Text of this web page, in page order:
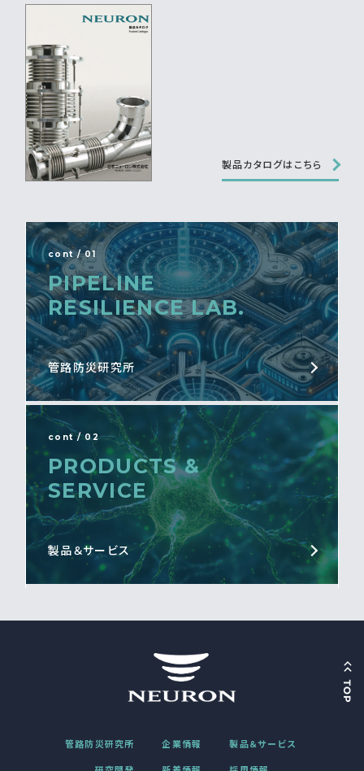
製品カタログはこちら
cont / 01
PIPELINE
RESILIENCE LAB.
管路防災研究所
cont / 02
PRODUCTS &
SERVICE
製品＆サービス
管路防災研究所 企業情報 製品＆サービス